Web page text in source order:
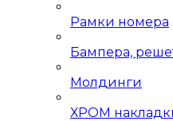
Рамки номера
Бампера,
Молдинги
ХРОМ